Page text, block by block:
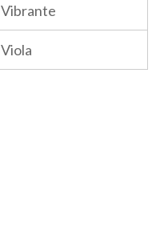
Vibrante
Viola